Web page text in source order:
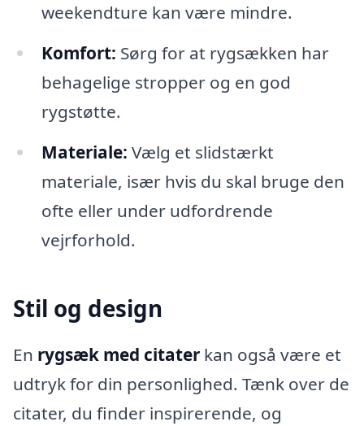
weekendture kan være mindre.
Komfort: Sørg for at rygsækken har
behagelige stropper og en god
rygstøtte.
Materiale: Vælg et slidstærkt
materiale, især hvis du skal bruge den
ofte eller under udfordrende
vejrforhold.
Stil og design
En rygsæk med citater kan også være et
udtryk for din personlighed. Tænk over de
citater, du finder inspirerende, og